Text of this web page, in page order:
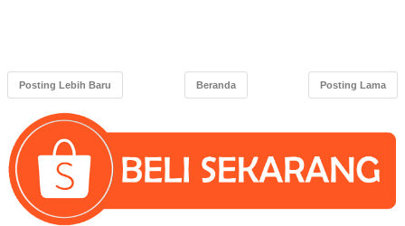
Posting Lebih Baru Posting Lama
Beranda